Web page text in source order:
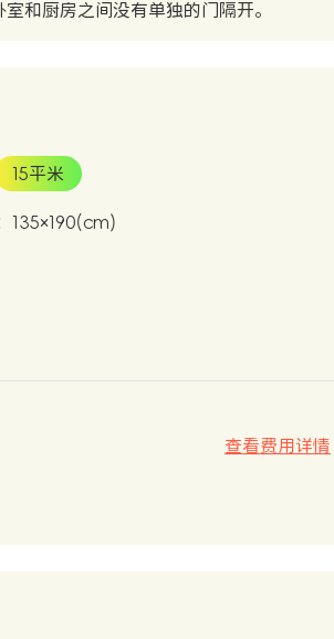
和厨房之间没有单独的门隔开。
15平米
135×190(cm)
查看费用详情